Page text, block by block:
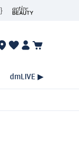
dmLIVE ▶